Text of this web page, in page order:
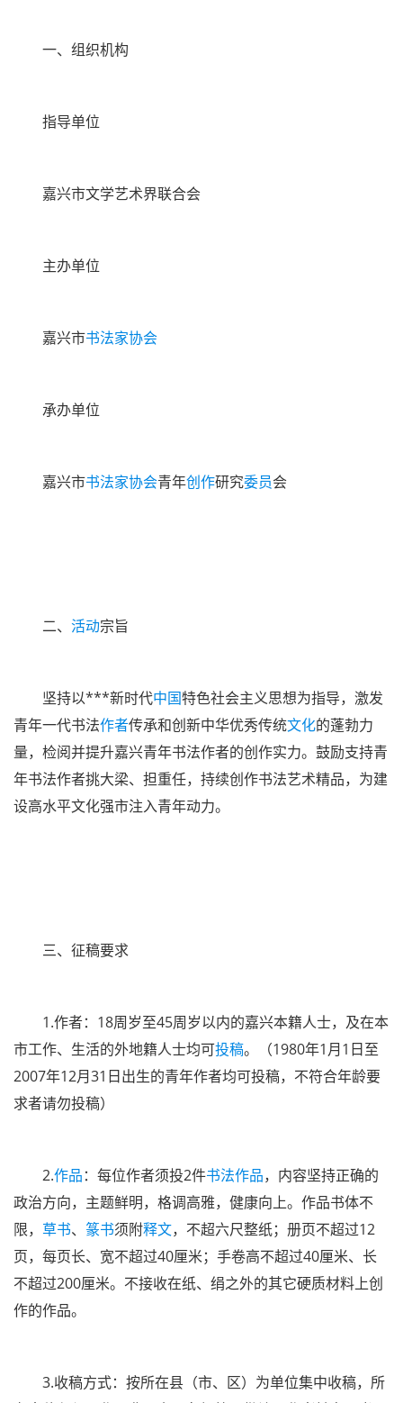
一、组织机构
指导单位
嘉兴市文学艺术界联合会
主办单位
嘉兴市书法家协会
承办单位
嘉兴市书法家协会青年创作研究委员会
二、 活动宗旨
坚持以***新时代中国特色社会主义思想为指导，激发
青年一代书法作者传承和创新中华优秀传统文化的蓬勃力
量，检阅并提升嘉兴青年书法作者的创作实力。鼓励支持青
年书法作者挑大梁、担重任，持续创作书法艺术精品，为建
设高水平文化强市注入青年动力。
三、征稿要求
1.作者：18周岁至45周岁以内的嘉兴本籍人士，及在本
市工作、生活的外地籍人士均可投稿。（1980年1月1日至
2007年12月31日出生的青年作者均可投稿，不符合年龄要
求者请勿投稿）
2.作品：每位作者须投2件书法作品，内容坚持正确的
政治方向，主题鲜明，格调高雅，健康向上。作品书体不
限， 草书、 篆书须附释文，不超六尺整纸；册页不超过12
页，每页长、宽不超过40厘米；手卷高不超过40厘米、长
不超过200厘米。不接收在纸、绢之外的其它硬质材料上创
作的作品。
3.收稿方式：按所在县（市、区）为单位集中收稿，所